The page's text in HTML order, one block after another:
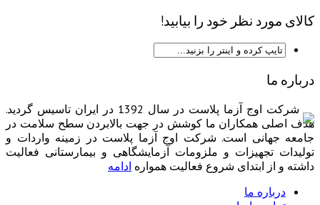
کالای مورد نظر خود را بیابید!
درباره ما
شرکت اوج آزما پلاست در سال 1392 در ایران تاسیس گردید.
هدف اصلی همکاران ما کوشش در جهت بالابردن سطح سلامت در
جامعه جهانی است. شرکت اوج آزما پلاست در زمینه واردات و
تولیدات تجهیزات و ملزومات آزمایشگاهی و بیمارستانی فعالیت
داشته و از ابتدای شروع فعالیت همواره ادامه
درباره ما